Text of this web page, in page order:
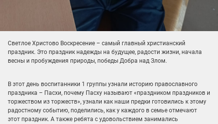
Светлое Христово Воскресение – самый главный христианский
праздник. Это праздник надежды на будущее, радости жизни, начала
весны и пробуждения природы, победы Добра над Злом.
В этот день воспитанники 1 группы узнали историю православного
праздника – Пасхи, почему Пасху называют «праздником праздников и
торжеством из торжеств», узнали как наши предки готовились к этому
радостному событию, поделились, как у каждого в семье отмечают
этот праздник. А также ребята с удовольствием занимались